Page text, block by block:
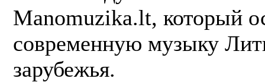
Manomuzika.lt, который
современную музыку
зарубежья.